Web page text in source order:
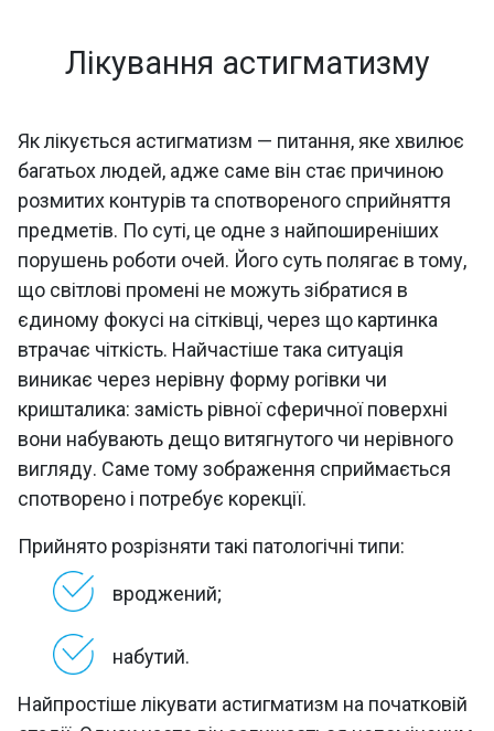
Лікування астигматизму
Як лікується астигматизм — питання, яке хвилює
багатьох людей, адже саме він стає причиною
розмитих контурів та спотвореного сприйняття
предметів. По суті, це одне з найпоширеніших
порушень роботи очей. Його суть полягає в тому,
що світлові промені не можуть зібратися в
єдиному фокусі на сітківці, через що картинка
втрачає чіткість. Найчастіше така ситуація
виникає через нерівну форму рогівки чи
кришталика: замість рівної сферичної поверхні
вони набувають дещо витягнутого чи нерівного
вигляду. Саме тому зображення сприймається
спотворено і потребує корекції.
Прийнято розрізняти такі патологічні типи:
вроджений;
набутий.
Найпростіше лікувати астигматизм на початковій